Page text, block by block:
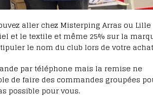
aller chez Misterping Arras ou Lille
et le textile et même 25% sur la
le nom du club lors de votre
par téléphone mais la remise ne
de faire des commandes groupées
possible pour vous.